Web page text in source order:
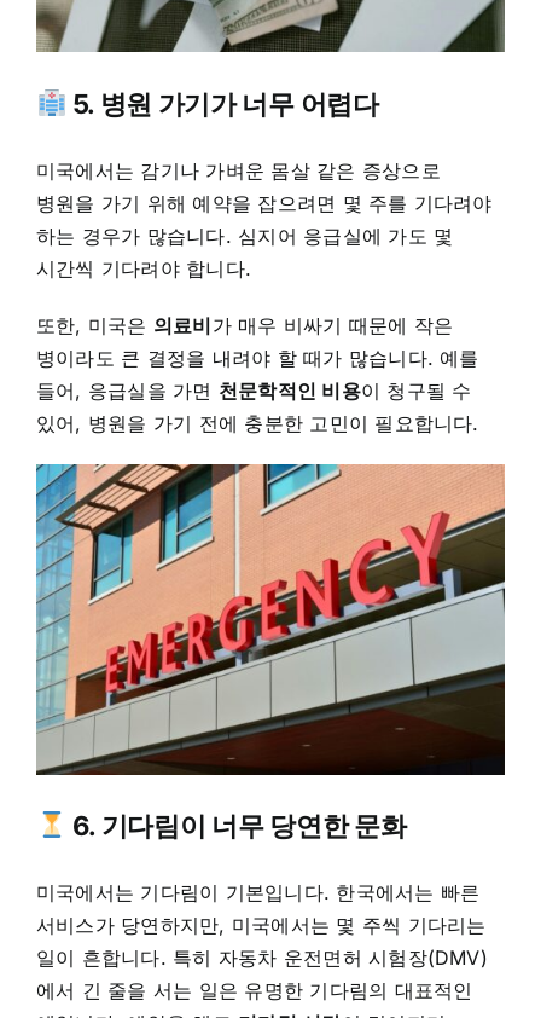
5. 병원 가기가 너무 어렵다
미국에서는 감기나 가벼운 몸살 같은 증상으로
병원을 가기 위해 예약을 잡으려면 몇 주를 기다려야
하는 경우가 많습니다. 심지어 응급실에 가도 몇
시간씩 기다려야 합니다.
또한, 미국은 의료비가 매우 비싸기 때문에 작은
병이라도 큰 결정을 내려야 할 때가 많습니다. 예를
들어, 응급실을 가면 천문학적인 비용이 청구될 수
있어, 병원을 가기 전에 충분한 고민이 필요합니다.
6. 기다림이 너무 당연한 문화
미국에서는 기다림이 기본입니다. 한국에서는 빠른
서비스가 당연하지만, 미국에서는 몇 주씩 기다리는
일이 흔합니다. 특히 자동차 운전면허 시험장(DMV)
에서 긴 줄을 서는 일은 유명한 기다림의 대표적인